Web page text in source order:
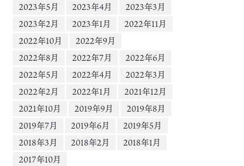
2023年5月
2023年4月
2023年3月
2023年2月
2023年1月
2022年11月
2022年10月
2022年9月
2022年8月
2022年7月
2022年6月
2022年5月
2022年4月
2022年3月
2022年2月
2022年1月
2021年12月
2021年10月
2019年9月
2019年8月
2019年7月
2019年6月
2019年5月
2018年3月
2018年2月
2018年1月
2017年10月